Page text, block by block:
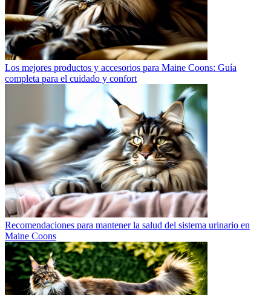
Los mejores productos y accesorios para Maine Coons: Guía
completa para el cuidado y confort
Recomendaciones para mantener la salud del sistema urinario en
Maine Coons